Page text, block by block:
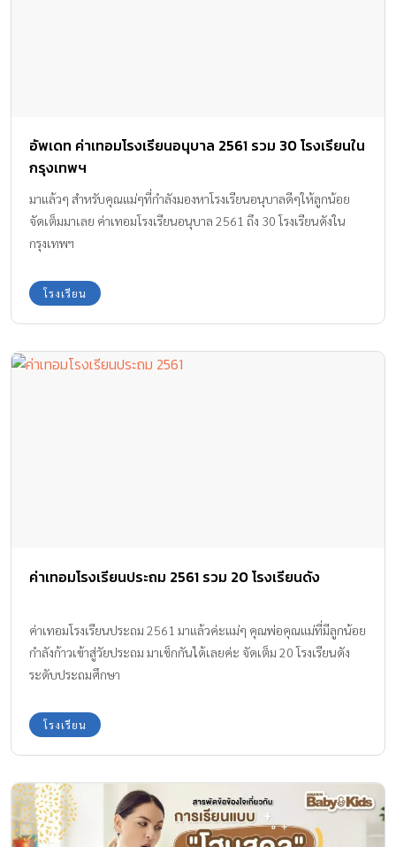
อัพเดท ค่าเทอมโรงเรียนอนุบาล 2561 รวม 30 โรงเรียนใน
กรุงเทพฯ
มาแล้วๆ สำหรับคุณแม่ๆที่กำลังมองหาโรงเรียนอนุบาลดีๆให้ลูกน้อย
จัดเต็มมาเลย ค่าเทอมโรงเรียนอนุบาล 2561 ถึง 30 โรงเรียนดังใน
กรุงเทพฯ
โรงเรียน
ค่าเทอมโรงเรียนประถม 2561 รวม 20 โรงเรียนดัง
ค่าเทอมโรงเรียนประถม 2561 มาแล้วค่ะแม่ๆ คุณพ่อคุณแม่ที่มีลูกน้อย
กำลังก้าวเข้าสู่วัยประถม มาเช็กกันได้เลยค่ะ จัดเต็ม 20 โรงเรียนดัง
ระดับประถมศึกษา
โรงเรียน